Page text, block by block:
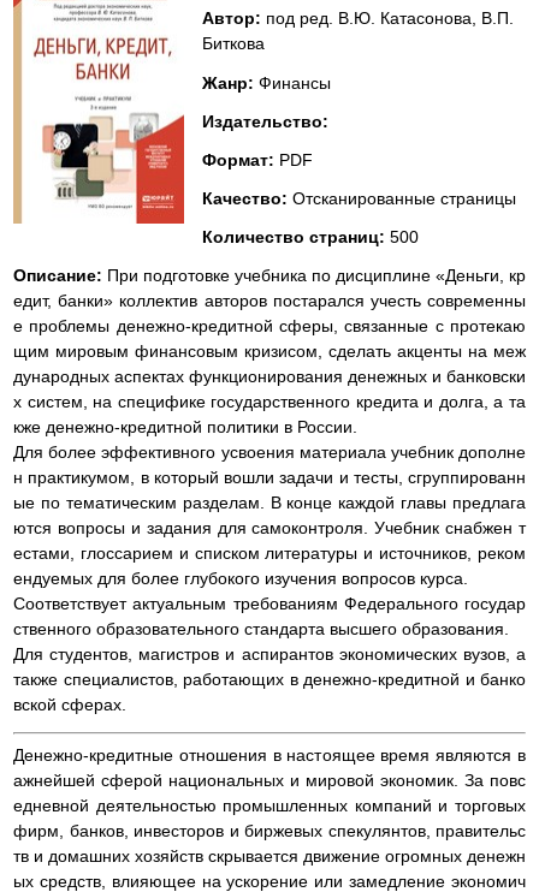
Автор: под ред. В.Ю. Катасонова, В.П.
Биткова
Жанр: Финансы
Издательство:
Формат: PDF
Качество: Отсканированные страницы
Количество страниц: 500
Описание: При подготовке учебника по дисциплине «Деньги, кр
едит, банки» коллектив авторов постарался учесть современны
е проблемы денежно-кредитной сферы, связанные с протекаю
щим мировым финансовым кризисом, сделать акценты на меж
дународных аспектах функционирования денежных и банковски
х систем, на специфике государственного кредита и долга, а та
кже денежно-кредитной политики в России.
Для более эффективного усвоения материала учебник дополне
н практикумом, в который вошли задачи и тесты, сгруппированн
ые по тематическим разделам. В конце каждой главы предлага
ются вопросы и задания для самоконтроля. Учебник снабжен т
естами, глоссарием и списком литературы и источников, реком
ендуемых для более глубокого изучения вопросов курса.
Соответствует актуальным требованиям Федерального государ
ственного образовательного стандарта высшего образования.
Для студентов, магистров и аспирантов экономических вузов, а
также специалистов, работающих в денежно-кредитной и банко
вской сферах.
Денежно-кредитные отношения в настоящее время являются в
ажнейшей сферой национальных и мировой экономик. За повс
едневной деятельностью промышленных компаний и торговых
фирм, банков, инвесторов и биржевых спекулянтов, правительс
тв и домашних хозяйств скрывается движение огромных денежн
ых средств, влияющее на ускорение или замедление экономич